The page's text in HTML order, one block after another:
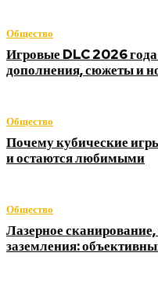
Общество
Игровые DLC 2026
дополнения, сюжеты и
Общество
Почему кубические
и остаются любимыми
Общество
Лазерное сканирование,
заземления: